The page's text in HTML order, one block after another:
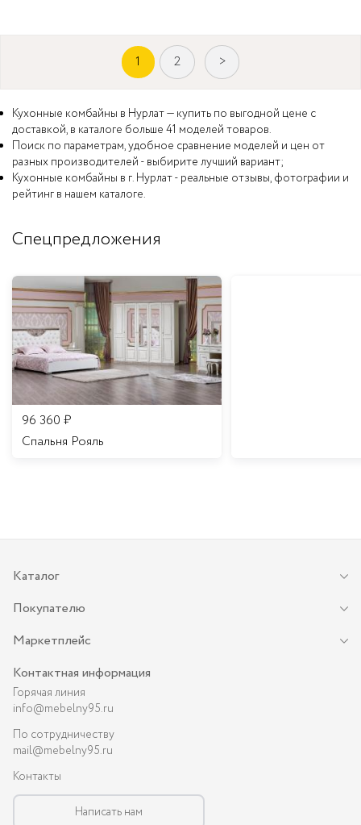
1 2 >
Кухонные комбайны в Нурлат — купить по выгодной цене с
доставкой, в каталоге больше 41 моделей товаров.
Поиск по параметрам, удобное сравнение моделей и цен от
разных производителей - выбирите лучший вариант;
Кухонные комбайны в г. Нурлат - реальные отзывы, фотографии и
рейтинг в нашем каталоге.
Спецпредложения
96 360 ₽
Спальня Рояль
Каталог
Покупателю
Маркетплейс
Контактная информация
Горячая линия
info@mebelny95.ru
По сотрудничеству
mail@mebelny95.ru
Контакты
Написать нам